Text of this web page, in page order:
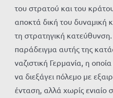
του στρατού και του
αποκτά δική του δυναμική
τη στρατηγική
παράδειγμα αυτής της
ναζιστική Γερμανία, η
να διεξάγει πόλεμο με
ένταση, αλλά χωρίς ενιαίο